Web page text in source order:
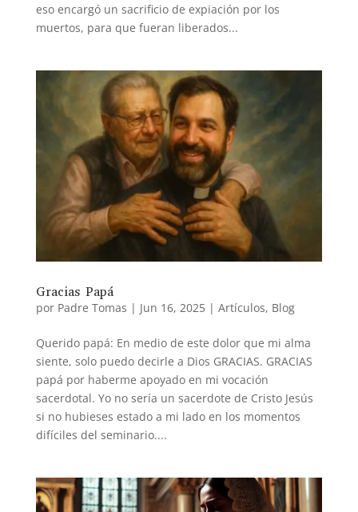
eso encargó un sacrificio de expiación por los
muertos, para que fueran liberados...
Gracias Papá
por Padre Tomas | Jun 16, 2025| Artículos, Blog
Querido papá: En medio de este dolor que mi alma
siente, solo puedo decirle a Dios GRACIAS. GRACIAS
papá por haberme apoyado en mi vocación
sacerdotal. Yo no sería un sacerdote de Cristo Jesús
si no hubieses estado a mi lado en los momentos
difíciles del seminario....